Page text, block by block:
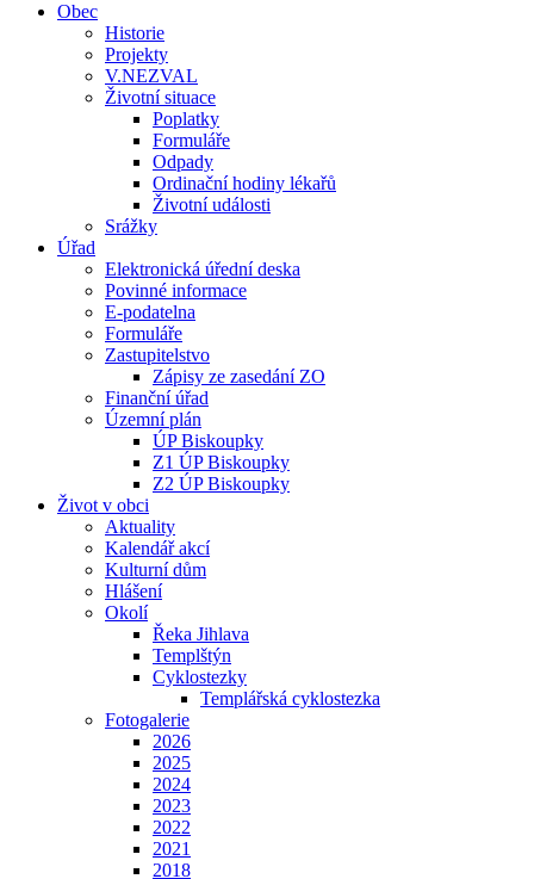
Obec
Historie
Projekty
V.NEZVAL
Životní situace
Poplatky
Formuláře
Odpady
Ordinační hodiny lékařů
Životní události
Srážky
Úřad
Elektronická úřední deska
Povinné informace
E-podatelna
Formuláře
Zastupitelstvo
Zápisy ze zasedání ZO
Finanční úřad
Územní plán
ÚP Biskoupky
Z1 ÚP Biskoupky
Z2 ÚP Biskoupky
Život v obci
Aktuality
Kalendář akcí
Kulturní dům
Hlášení
Okolí
Řeka Jihlava
Templštýn
Cyklostezky
Templářská cyklostezka
Fotogalerie
2026
2025
2024
2023
2022
2021
2018